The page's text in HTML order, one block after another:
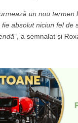
un nou
absolut niciun fel
”, a semnalat și